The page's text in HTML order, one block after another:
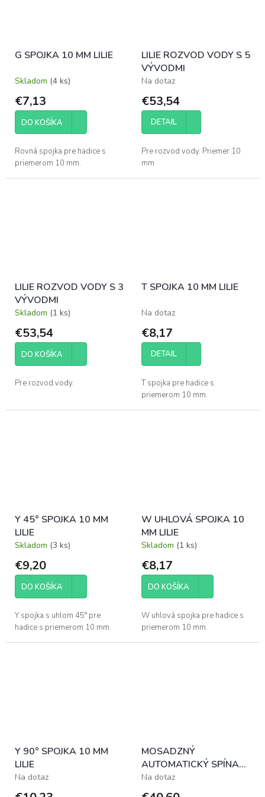
G SPOJKA 10 MM LILIE
Skladom (4 ks)
€7,13
DO KOŠÍKA
Rovná spojka pre hadice s
priemerom 10 mm.
LILIE ROZVOD VODY S 5
VÝVODMI
Na dotaz
€53,54
DETAIL
Pre rozvod vody. Priemer 10
mm
LILIE ROZVOD VODY S 3
VÝVODMI
Skladom (1 ks)
€53,54
DO KOŠÍKA
Pre rozvod vody.
T SPOJKA 10 MM LILIE
Na dotaz
€8,17
DETAIL
T spojka pre hadice s
priemerom 10 mm.
Y 45° SPOJKA 10 MM
LILIE
Skladom (3 ks)
€9,20
DO KOŠÍKA
Y spojka s uhlom 45° pre
hadice s priemerom 10 mm.
W UHLOVÁ SPOJKA 10
MM LILIE
Skladom (1 ks)
€8,17
DO KOŠÍKA
W uhlová spojka pre hadice s
priemerom 10 mm.
Y 90° SPOJKA 10 MM
LILIE
Na dotaz
MOSADZNÝ
AUTOMATICKÝ SPÍNAČ
3/8"
Na dotaz